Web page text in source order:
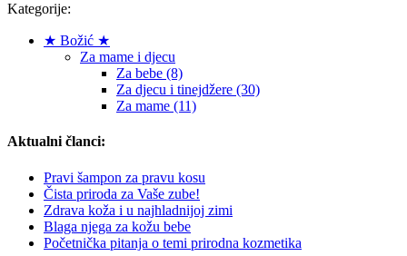
Kategorije:
★ Božić ★
Za mame i djecu
Za bebe (8)
Za djecu i tinejdžere (30)
Za mame (11)
Aktualni članci:
Pravi šampon za pravu kosu
Čista priroda za Vaše zube!
Zdrava koža i u najhladnijoj zimi
Blaga njega za kožu bebe
Početnička pitanja o temi prirodna kozmetika